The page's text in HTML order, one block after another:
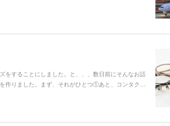
をすることにしました。と、、、数日前にそんなお話
作りました。まず、それがひとつ①あと、コンタク…